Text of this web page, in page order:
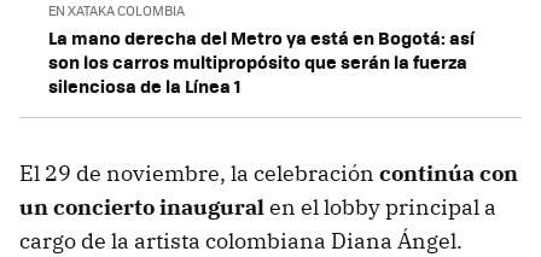
EN XATAKA COLOMBIA
La mano derecha del Metro ya está en Bogotá: así
son los carros multipropósito que serán la fuerza
silenciosa de la Línea 1
El 29 de noviembre, la celebración continúa con
un concierto inauguralen el lobby principal a
cargo de la artista colombiana Diana Ángel.